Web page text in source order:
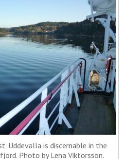
Uddevalla is discernable in the
Photo by Lena Viktorsson.